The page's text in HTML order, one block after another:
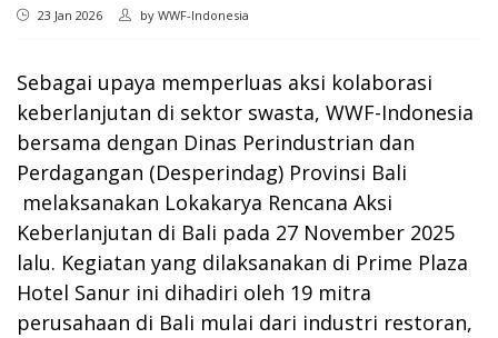
23 Jan 2026 by WWF-Indonesia
Sebagai upaya memperluas aksi kolaborasi
keberlanjutan di sektor swasta, WWF-Indonesia
bersama dengan Dinas Perindustrian dan
Perdagangan (Desperindag) Provinsi Bali
melaksanakan Lokakarya Rencana Aksi
Keberlanjutan di Bali pada 27 November 2025
lalu. Kegiatan yang dilaksanakan di Prime Plaza
Hotel Sanur ini dihadiri oleh 19 mitra
perusahaan di Bali mulai dari industri restoran,